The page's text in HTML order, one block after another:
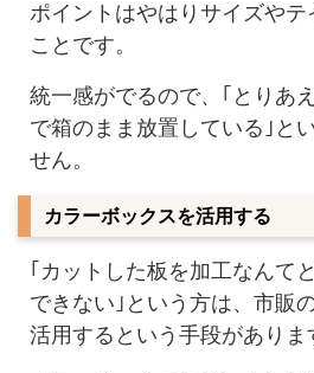
ポイントはやはりサイズやテ
ことです。
統一感がでるので、｢とりあ
で箱のまま放置している｣と
せん。
カラーボックスを活用する
｢カットした板を加工なんて
できない｣という方は、市販
活用するという手段がありま